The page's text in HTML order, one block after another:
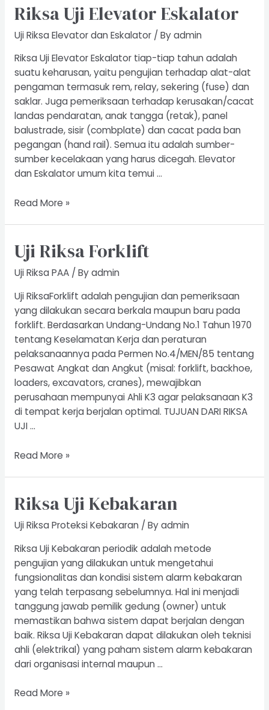
Riksa Uji Elevator Eskalator
Uji Riksa Elevator dan Eskalator/ Byadmin
Riksa Uji Elevator Eskalator tiap-tiap tahun adalah
suatu keharusan, yaitu pengujian terhadap alat-alat
pengaman termasuk rem, relay, sekering (fuse) dan
saklar. Juga pemeriksaan terhadap kerusakan/cacat
landas pendaratan, anak tangga (retak), panel
balustrade, sisir (combplate) dan cacat pada ban
pegangan (hand rail). Semua itu adalah sumber-
sumber kecelakaan yang harus dicegah. Elevator
dan Eskalator umum kita temui …
Riksa
Eskalator
Read More »
Uji Riksa Forklift
Uji Riksa PAA/ Byadmin
Uji RiksaForklift adalah pengujian dan pemeriksaan
yang dilakukan secara berkala maupun baru pada
forklift. Berdasarkan Undang-Undang No.1 Tahun 1970
tentang Keselamatan Kerja dan peraturan
pelaksanaannya pada Permen No.4/MEN/85 tentang
Pesawat Angkat dan Angkut (misal: forklift, backhoe,
loaders, excavators, cranes), mewajibkan
perusahaan mempunyai Ahli K3 agar pelaksanaan K3
di tempat kerja berjalan optimal. TUJUAN DARI RIKSA
UJI …
Uji
Read More »
Riksa Uji Kebakaran
Uji Riksa Proteksi Kebakaran / Byadmin
Riksa Uji Kebakaran periodik adalah metode
pengujian yang dilakukan untuk mengetahui
fungsionalitas dan kondisi sistem alarm kebakaran
yang telah terpasang sebelumnya. Hal ini menjadi
tanggung jawab pemilik gedung (owner) untuk
memastikan bahwa sistem dapat berjalan dengan
baik. Riksa Uji Kebakaran dapat dilakukan oleh teknisi
ahli (elektrikal) yang paham sistem alarm kebakaran
dari organisasi internal maupun …
Riksa
Read More »